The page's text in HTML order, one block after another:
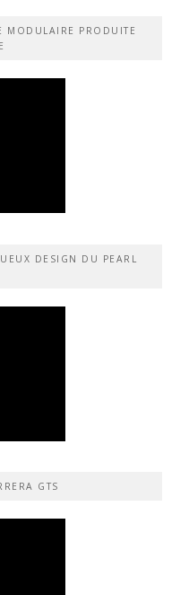
MODULAIRE PRODUITE
DESIGN DU PEARL
GTS